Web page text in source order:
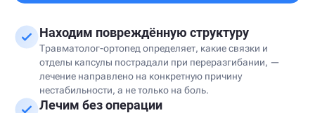
Находим повреждённую структуру
Травматолог-ортопед определяет, какие связки и
отделы капсулы пострадали при переразгибании, —
лечение направлено на конкретную причину
нестабильности, а не только на боль.
Лечим без операции